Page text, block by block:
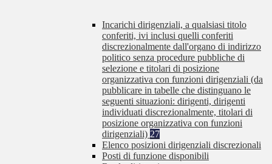
Incarichi dirigenziali, a qualsiasi titolo
conferiti, ivi inclusi quelli conferiti
discrezionalmente dall'organo di indirizzo
politico senza procedure pubbliche di
selezione e titolari di posizione
organizzativa con funzioni dirigenziali (da
pubblicare in tabelle che distinguano le
seguenti situazioni: dirigenti, dirigenti
individuati discrezionalmente, titolari di
posizione organizzativa con funzioni
dirigenziali) 27
Elenco posizioni dirigenziali discrezionali
Posti di funzione disponibili